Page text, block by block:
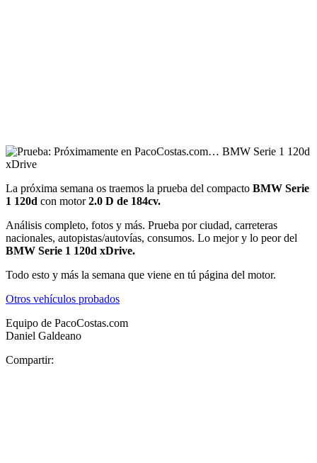
La próxima semana os traemos la prueba del compacto BMW Serie
1 120d con motor2.0 D de 184cv.
Análisis completo, fotos y más. Prueba por ciudad, carreteras
nacionales, autopistas/autovías, consumos. Lo mejor y lo peor del
BMW Serie 1 120d xDrive.
Todo esto y más la semana que viene en tú página del motor.
Otros vehículos probados
Equipo de PacoCostas.com
Daniel Galdeano
Compartir: